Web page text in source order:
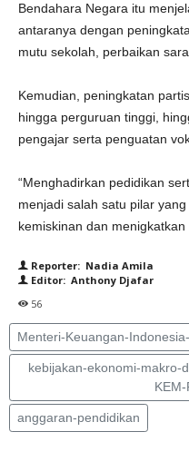
Bendahara Negara itu
antaranya dengan
mutu sekolah, perbaikan
Kemudian, peningkatan
hingga perguruan tinggi,
pengajar serta penguatan
“Menghadirkan pedidikan
menjadi salah satu pilar
kemiskinan dan menigkatkan
Reporter: Nadia Amila
Editor: Anthony Djafar
56
Menteri-Keuangan-
kebijakan-ekonomi-makro-
anggaran-pendidikan